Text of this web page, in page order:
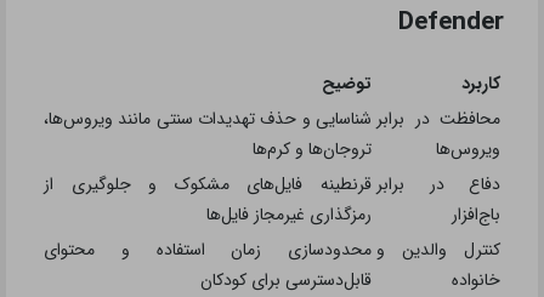
Defender
کاربرد
توضیح
محافظت در برابر
ویروس‌ها
شناسایی و حذف تهدیدات سنتی مانند ویروس‌ها،
تروجان‌ها و کرم‌ها
دفاع در برابر
باج‌افزار
قرنطینه فایل‌های مشکوک و جلوگیری از
رمزگذاری غیرمجاز فایل‌ها
کنترل والدین و
خانواده
محدودسازی زمان استفاده و محتوای
قابل‌دسترسی برای کودکان